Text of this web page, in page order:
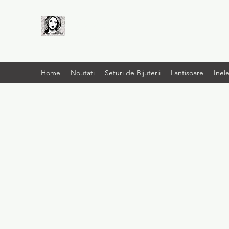
Home Noutati Seturi de Bijuterii Lantisoare Inele